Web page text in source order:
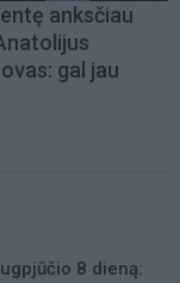
anksčiau
gal jau
8 dieną: